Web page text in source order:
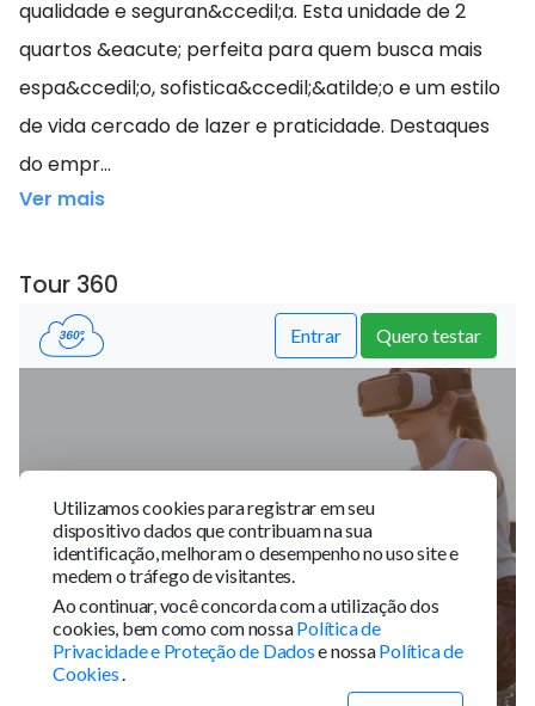
qualidade e seguran&ccedil;a. Esta unidade de 2
quartos &eacute; perfeita para quem busca mais
espa&ccedil;o, sofistica&ccedil;&atilde;o e um estilo
de vida cercado de lazer e praticidade. Destaques
do empr...
Ver mais
Tour 360